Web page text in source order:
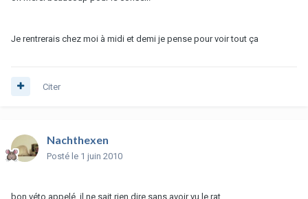
Je rentrerais chez moi à midi et demi je pense pour voir tout ça
Citer
Nachthexen
Posté le 1 juin 2010
bon véto appelé, il ne sait rien dire sans avoir vu le rat.